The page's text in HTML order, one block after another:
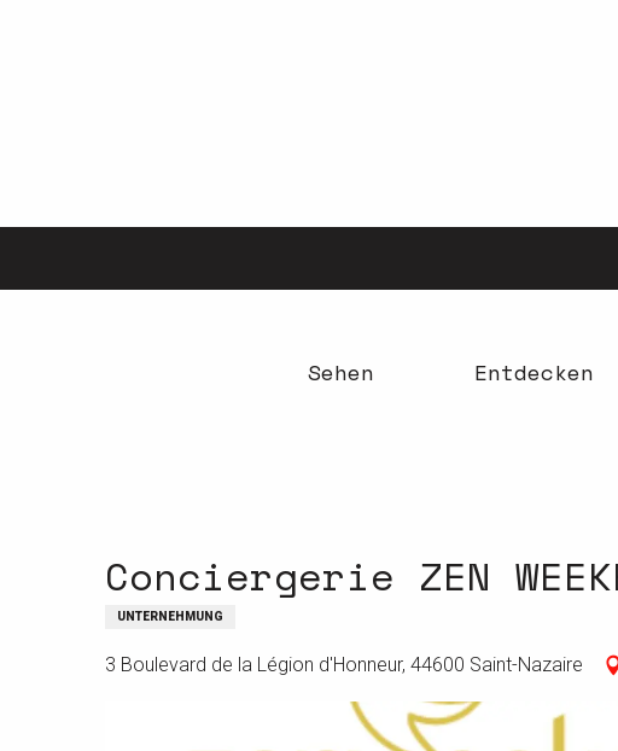
Sehen Entdecken
Conciergerie ZEN
UNTERNEHMUNG
3 Boulevard de la Légion d'Honneur, 44600 Saint-Nazaire